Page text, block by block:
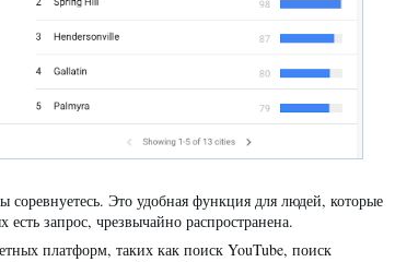
соревнуетесь. Это удобная функция для людей, которые
запрос, чрезвычайно распространена.
платформ, таких как поиск YouTube, поиск